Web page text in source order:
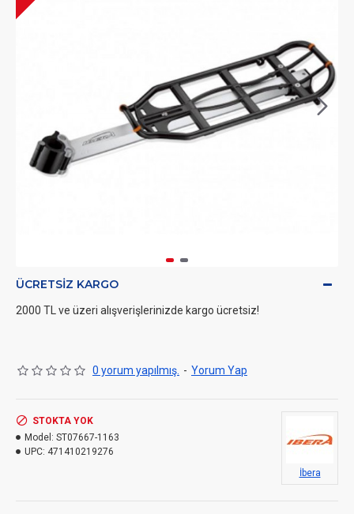
ÜCRETSIZ KARGO
2000 TL ve üzeri alışverişlerinizde kargo ücretsiz!
0 yorum yapılmış. - Yorum Yap
STOKTA YOK
Model: ST07667-1163
UPC: 471410219276
İbera